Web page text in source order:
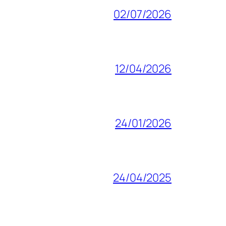
02/07/2026
12/04/2026
24/01/2026
24/04/2025